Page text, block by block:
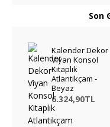
Son
Kalender Dekor
Viyan Konsol
Kitaplık
Atlantikçam -
Beyaz
6.324,90TL